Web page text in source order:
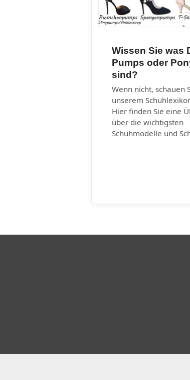
Wissen Sie was
Pumps oder
sind?
Wenn nicht, schauen
unserem
Hier finden Sie eine
über die wichtigsten
Schuhmodelle und